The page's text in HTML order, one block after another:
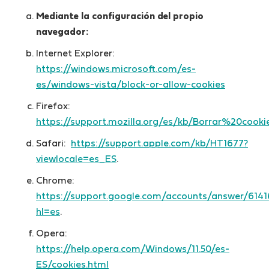
Mediante la configuración del propio
navegador:
Internet Explorer:
https://windows.microsoft.com/es-
es/windows-vista/block-or-allow-cookies
Firefox:
https://support.mozilla.org/es/kb/
Safari:
https://support.apple.com/kb/HT1677?
viewlocale=es_ES.
Chrome:
https://support.google.com/accounts/answer/
hl=es.
Opera:
https://help.opera.com/Windows/11.50/es-
ES/cookies.html